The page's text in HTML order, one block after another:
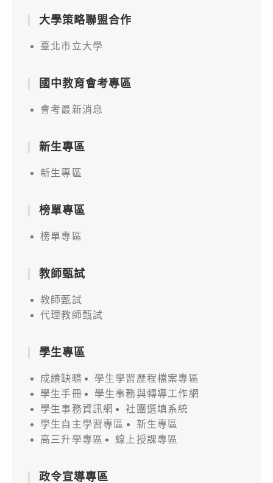
大學策略聯盟合作
臺北市立大學
國中教育會考專區
會考最新消息
新生專區
新生專區
榜單專區
榜單專區
教師甄試
教師甄試
代理教師甄試
學生專區
成績缺曠
學生學習歷程檔案專區
學生手冊
學生事務與轉導工作網
學生事務資訊網
社團選填系統
學生自主學習專區
新生專區
高三升學專區
線上授課專區
政令宣導專區